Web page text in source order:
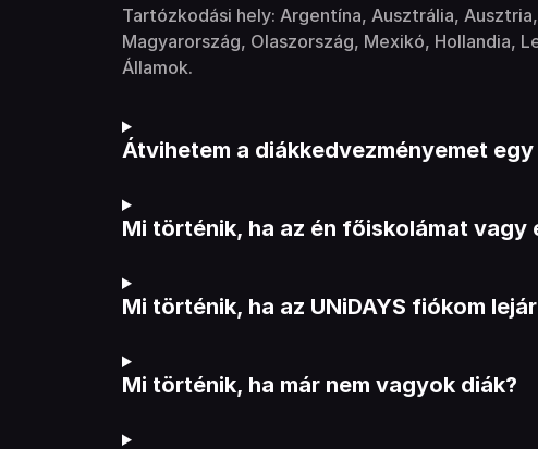
Tartózkodási hely: Argentína, Ausztrália,
Magyarország, Olaszország, Mexikó, Hollandia,
Államok.
Átvihetem a diákkedvezményemet
Mi történik, ha az én főiskolámat vagy
Mi történik, ha az UNiDAYS fiókom
Mi történik, ha már nem vagyok diák?